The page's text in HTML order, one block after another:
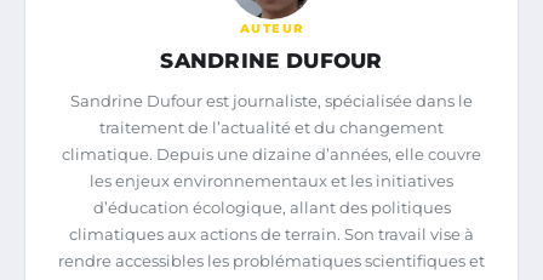
AUTEUR
SANDRINE DUFOUR
Sandrine Dufour est journaliste, spécialisée dans le
traitement de l’actualité et du changement
climatique. Depuis une dizaine d’années, elle couvre
les enjeux environnementaux et les initiatives
d’éducation écologique, allant des politiques
climatiques aux actions de terrain. Son travail vise à
rendre accessibles les problématiques scientifiques et